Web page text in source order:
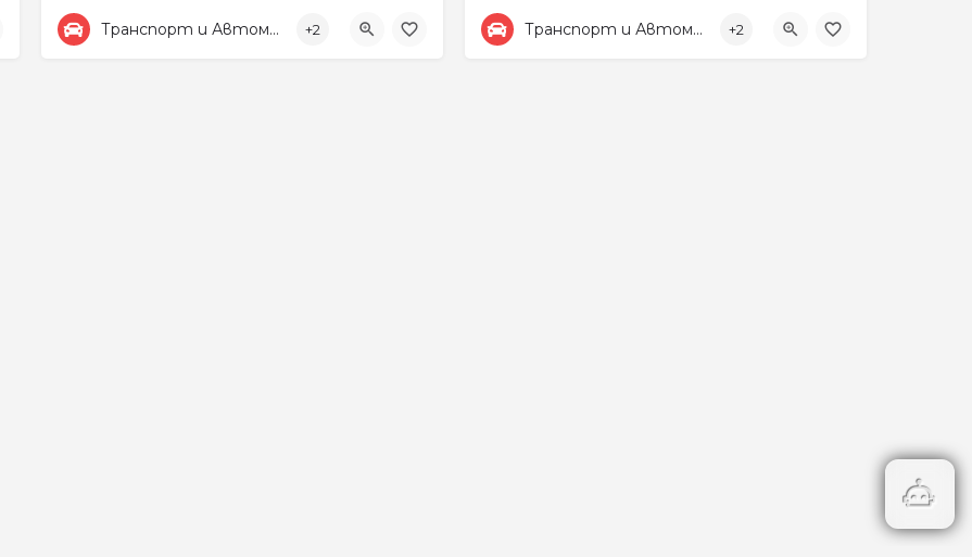
+359887313805
Транспорт и Автомобили +2
+359 87 833 3335
Транспорт и Автомобили +2